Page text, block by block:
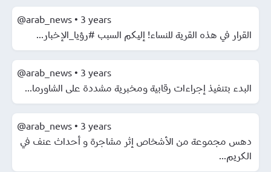
@arab_news • 3 years
القرار في هذه القرية للنساء! إليكم السبب #رؤيا_الإخبار...
@arab_news • 3 years
البدء بتنفيذ إجراءات رقابية ومخبرية مشددة على الشاورما...
@arab_news • 3 years
دهس مجموعة من الأشخاص إثر مشاجرة و أحداث عنف في
الكريم...